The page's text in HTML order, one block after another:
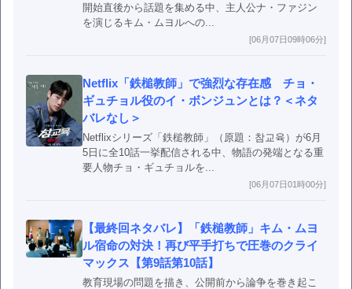
開始直後から話題を集める中、主人公ナ・ファジン
を演じるキム・ムヨルへの...
[06月07日09時06分]
Netflix「鉄槌教師」で強烈な存在感 チョ・
ギュチョル役のイ・ボンジュンとは？＜ネタ
バレなし＞
Netflixシリーズ「鉄槌教師」（原題：참교육）が6月
5日に全10話一挙配信される中、物語の発端となる重
要人物チョ・ギュチョルを...
[06月07日01時00分]
【最終回ネタバレ】「鉄槌教師」キム・ムヨ
ル宿命の対決！再び平手打ちで圧巻のクライ
マックス【第9話第10話】
教育現場の問題を描き、公開前から論争を巻き起こ